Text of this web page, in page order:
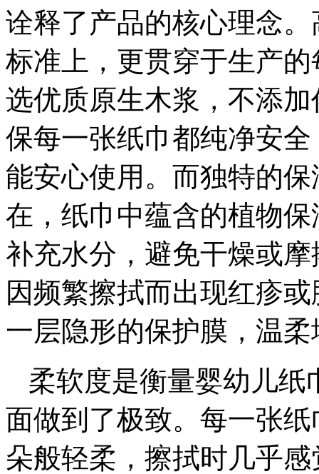
诠释了产品的核心理念
标准上，更贯穿于生产
选优质原生木浆，不添
保每一张纸巾都纯净安
能安心使用。而独特的
在，纸巾中蕴含的植物
补充水分，避免干燥或
因频繁擦拭而出现红疹
一层隐形的保护膜，温
柔软度是衡量婴幼儿纸
面做到了极致。每一张
朵般轻柔，擦拭时几乎